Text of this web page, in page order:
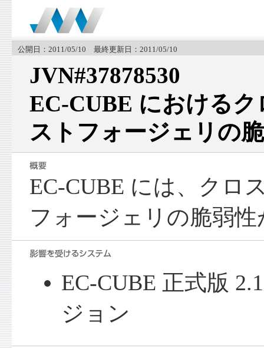
公開日：2011/05/10 最終更新日：2011/05/10
JVN#37878530
EC-CUBE における
ストフォージェリの
EC-CUBE には、クロ
フォージェリの脆弱
EC-CUBE 正式版
ジョン